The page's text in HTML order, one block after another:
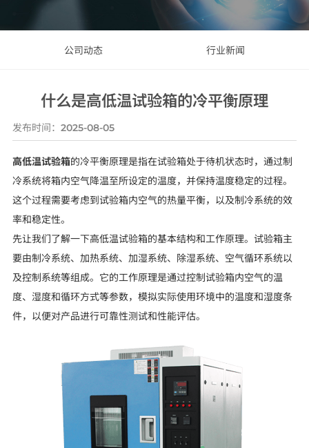
公司动态 行业新闻
什么是高低温试验箱的冷平衡原理
发布时间： 2025-08-05
高低温试验箱的冷平衡原理是指在试验箱处于待机状态时，通过制
冷系统将箱内空气降温至所设定的温度，并保持温度稳定的过程。
这个过程需要考虑到试验箱内空气的热量平衡，以及制冷系统的效
率和稳定性。
先让我们了解一下高低温试验箱的基本结构和工作原理。试验箱主
要由制冷系统、加热系统、加湿系统、除湿系统、空气循环系统以
及控制系统等组成。它的工作原理是通过控制试验箱内空气的温
度、湿度和循环方式等参数，模拟实际使用环境中的温度和湿度条
件，以便对产品进行可靠性测试和性能评估。